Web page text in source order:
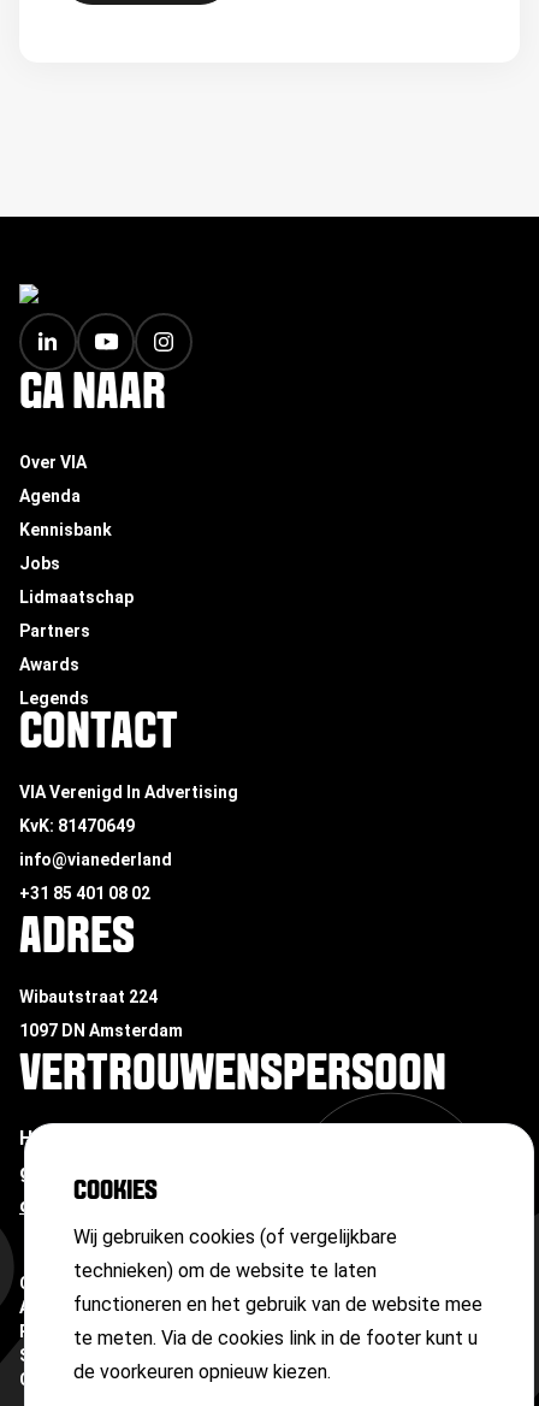
COOKIES
Wij gebruiken cookies (of vergelijkbare
technieken) om de website te laten
functioneren en het gebruik van de website mee
te meten. Via de cookies link in de footer kunt u
de voorkeuren opnieuw kiezen.
FOOTER
GA NAAR
Over VIA
Agenda
Kennisbank
Jobs
Lidmaatschap
Partners
Awards
Legends
CONTACT
VIA Verenigd In Advertising
KvK: 81470649
info@vianederland
+31 85 401 08 02
ADRES
Wibautstraat 224
1097 DN Amsterdam
VERTROUWENSPERSOON
Heb je te maken met ongewenste omgangsvormen of
grensoverschrijdend gedrag?
onze vertrouwenspersoon
Copyright ©2026
Algemene voorwaarden
Privacyverklaring
Sitemap
Cookies